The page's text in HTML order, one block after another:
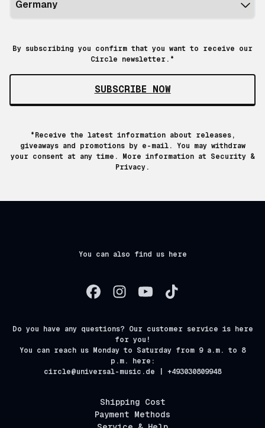
By subscribing you confirm that you want to receive our
Circle newsletter.*
SUBSCRIBE NOW
*Receive the latest information about releases,
giveaways and promotions by e-mail. You may withdraw
your consent at any time. More information at
Security &
Privacy.
You can also find us here
Do you have any questions? Our customer service is here
for you!
You can reach us Monday to Saturday from 9 a.m. to 8
p.m. here:
circle@universal-music.de | +493030809948
Shipping Cost
Payment Methods